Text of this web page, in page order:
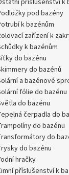
podložky pod bazény
potrubí k bazénům
rolovací zařízení k
schůdky k bazénům
síťky do bazénu
skimmery do bazénů
solární a bazénové
solární fólie do bazénu
světla do bazénu
tepelná čerpadla do
trampolíny do bazénu
transformátory do
trysky do bazénu
vodní hračky
zimní příslušenství k